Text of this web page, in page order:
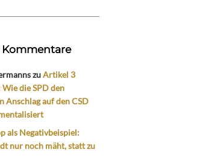
zuArtikel 3
die SPD den
Anschlag auf den CSD
als Negativbeispiel:
nur noch mäht, statt zu